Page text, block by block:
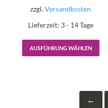
zzgl.Versandkosten
Lieferzeit: 3 - 14 Tage
AUSFÜHRUNG WÄHLEN
←